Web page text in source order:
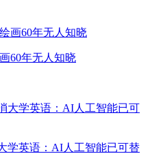
60年无人知晓
学英语：AI人工智能已可替